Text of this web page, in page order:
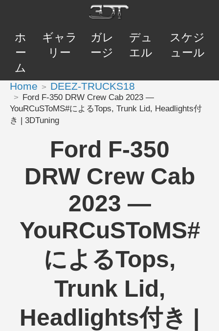
ホ
ー
ム
ギャラ
リー
ガレ
ージ
デュ
エル
スケジ
ュール
Home DEEZ-TRUCKS18
Ford F-350 DRW Crew Cab 2023 —
YouRCuSToMS#によるTops, Trunk Lid, Headlights付
き | 3DTuning
Ford F-350
DRW Crew Cab
2023 —
YouRCuSToMS#
によるTops,
Trunk Lid,
Headlights付き |